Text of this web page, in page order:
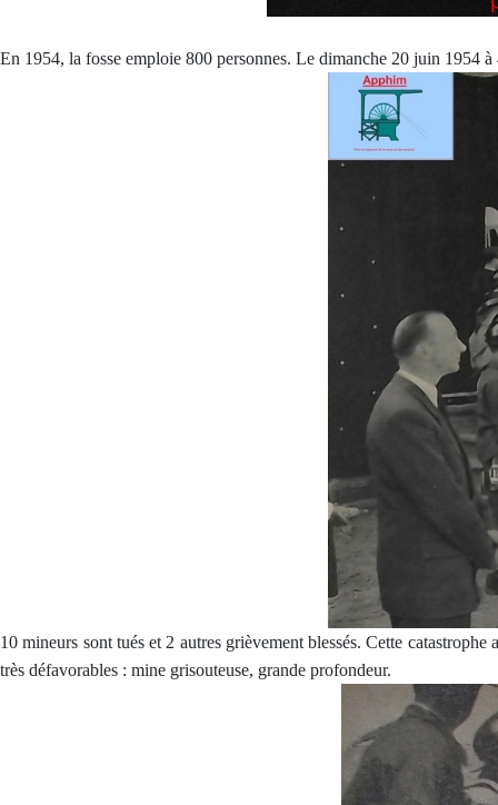
En 1954, la fosse emploie 800 personnes. Le dimanche 20 juin 1954
10 mineurs sont tués et 2 autres grièvement blessés. Cette
très défavorables : mine grisouteuse, grande profondeur.